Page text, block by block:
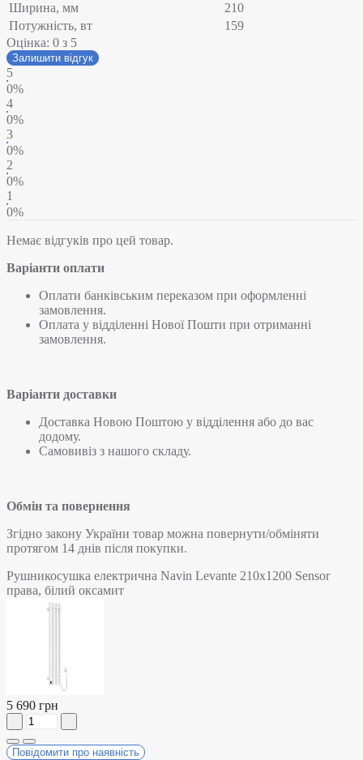
Ширина, мм
210
Потужність, вт
159
Оцінка: 0 з 5
Залишити відгук
5
0%
4
0%
3
0%
2
0%
1
0%
Немає відгуків про цей товар.
Варіанти оплати
Оплати банківським переказом при оформленні
замовлення.
Оплата у відділенні Нової Пошти при отриманні
замовлення.
Варіанти доставки
Доставка Новою Поштою у відділення або до вас
додому.
Самовивіз з нашого складу.
Обмін та повернення
Згідно закону України товар можна повернути/обміняти
протягом 14 днів після покупки.
Рушникосушка електрична Navin Levante 210х1200 Sensor
права, білий оксамит
5 690 грн
Повідомити про наявність